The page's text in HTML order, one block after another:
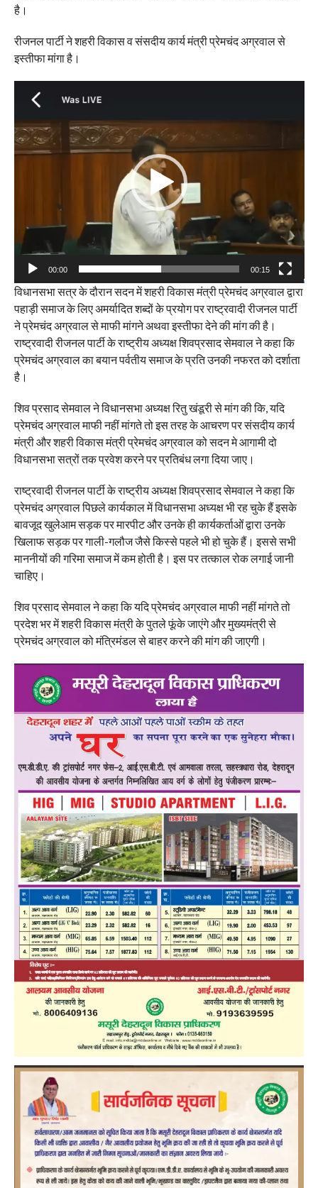
है।
रीजनल पार्टी ने शहरी विकास व संसदीय कार्य मंत्री प्रेमचंद अग्रवाल से
इस्तीफा मांगा है।
Video
Player
00:00 00:15
विधानसभा सत्र के दौरान सदन में शहरी विकास मंत्री प्रेमचंद अग्रवाल द्वारा
पहाड़ी समाज के लिए अमर्यादित शब्दों के प्रयोग पर राष्ट्रवादी रीजनल पार्टी
ने प्रेमचंद अग्रवाल से माफी मांगने अथवा इस्तीफा देने की मांग की है।
राष्ट्रवादी रीजनल पार्टी के राष्ट्रीय अध्यक्ष शिवप्रसाद सेमवाल ने कहा कि
प्रेमचंद अग्रवाल का बयान पर्वतीय समाज के प्रति उनकी नफरत को दर्शाता
है।
शिव प्रसाद सेमवाल ने विधानसभा अध्यक्ष रितु खंडूरी से मांग की कि, यदि
प्रेमचंद अग्रवाल माफी नहीं मांगते तो इस तरह के आचरण पर संसदीय कार्य
मंत्री और शहरी विकास मंत्री प्रेमचंद अग्रवाल को सदन मे आगामी दो
विधानसभा सत्रों तक प्रवेश करने पर प्रतिबंध लगा दिया जाए।
राष्ट्रवादी रीजनल पार्टी के राष्ट्रीय अध्यक्ष शिवप्रसाद सेमवाल ने कहा कि
प्रेमचंद अग्रवाल पिछले कार्यकाल में विधानसभा अध्यक्ष भी रह चुके हैं इसके
बावजूद खुलेआम सड़क पर मारपीट और उनके ही कार्यकर्ताओं द्वारा उनके
खिलाफ सड़क पर गाली-गलौज जैसे किस्से पहले भी हो चुके हैं। इससे सभी
माननीयों की गरिमा समाज में कम होती है। इस पर तत्काल रोक लगाई जानी
चाहिए।
शिव प्रसाद सेमवाल ने कहा कि यदि प्रेमचंद अग्रवाल माफी नहीं मांगते तो
प्रदेश भर में शहरी विकास मंत्री के पुतले फूंके जाएंगे और मुख्यमंत्री से
प्रेमचंद अग्रवाल को मंत्रिमंडल से बाहर करने की मांग की जाएगी।